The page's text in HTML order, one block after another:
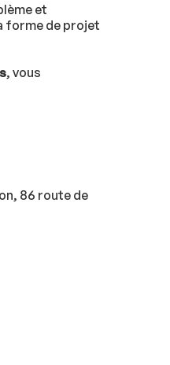
et
forme de projet
, vous
86 route de